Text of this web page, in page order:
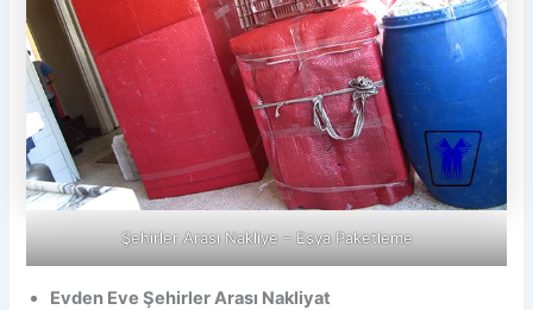
Şehirler Arası Nakliye – Eşya Paketleme
Evden Eve Şehirler Arası Nakliyat